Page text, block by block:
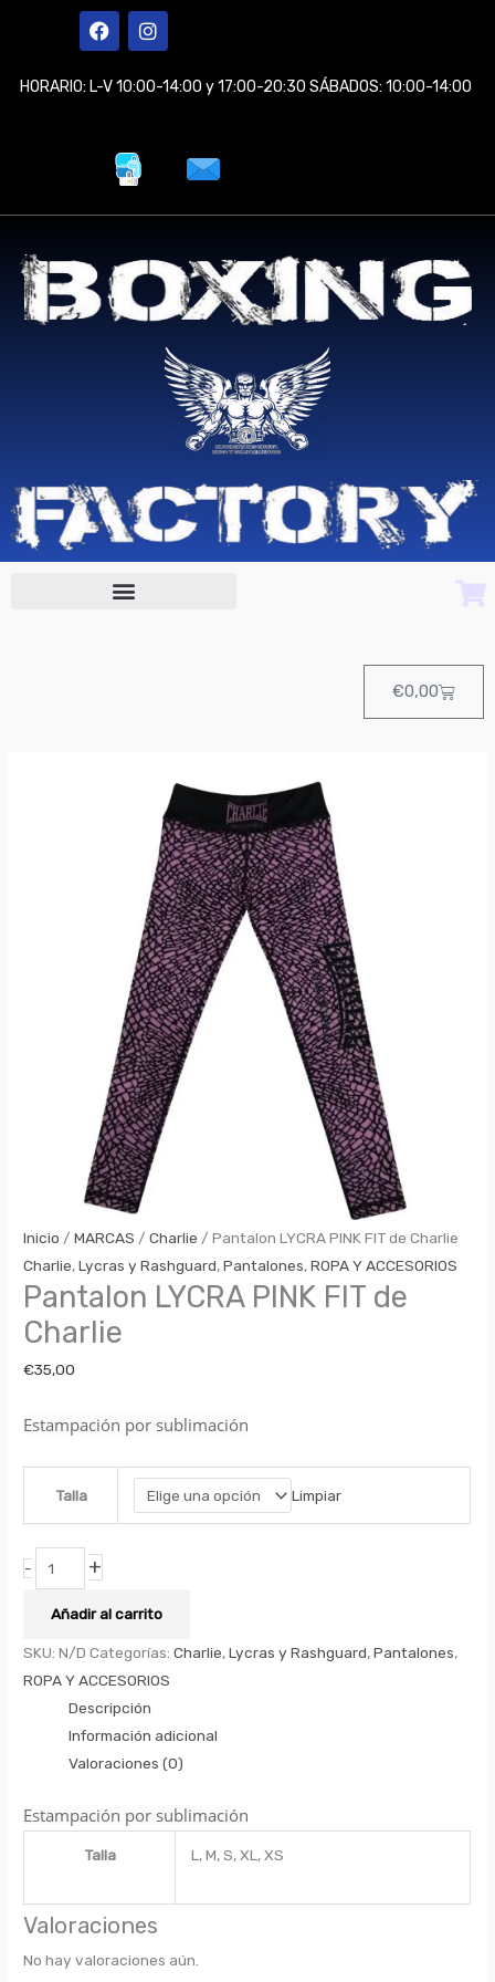
F
a
e
b
I
n
t
a
HORARIO: L-V 10:00-14:00 y 17:00-20:30 SÁBADOS: 10:00-14:00
€0,00Cart
Inicio /MARCAS /Charlie / Pantalon LYCRA PINK FIT de Charlie
Charlie,Lycras y Rashguard,Pantalones,ROPA Y ACCESORIOS
Pantalon LYCRA PINK FIT de
Charlie
€35,00
Estampación por sublimación
Talla Limpiar
- +
Añadir al carrito
SKU:N/D Categorías:Charlie,Lycras y Rashguard,Pantalones,
ROPA Y ACCESORIOS
Descripción
Información adicional
Valoraciones (0)
Estampación por sublimación
Talla L, M, S, XL, XS
Valoraciones
No hay valoraciones aún.